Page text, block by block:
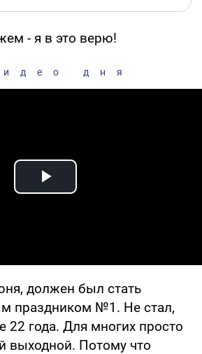
- я в это верю!
дня
Play Video
должен был стать
праздником №1. Не стал,
22 года. Для многих просто
выходной. Потому что